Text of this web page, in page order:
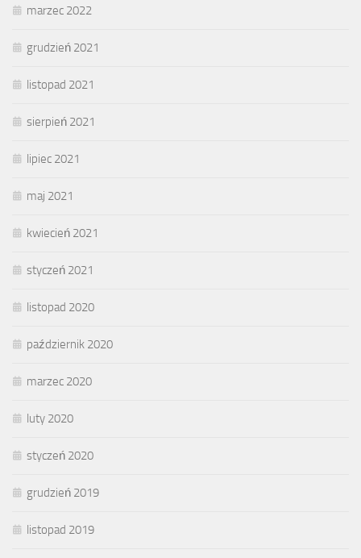
marzec 2022
grudzień 2021
listopad 2021
sierpień 2021
lipiec 2021
maj 2021
kwiecień 2021
styczeń 2021
listopad 2020
październik 2020
marzec 2020
luty 2020
styczeń 2020
grudzień 2019
listopad 2019